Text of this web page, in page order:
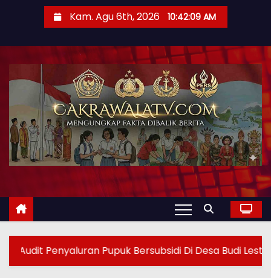
Kam. Agu 6th, 2026 10:42:11 AM
Bersubsidi Di Desa Budi Lestari Kapolres